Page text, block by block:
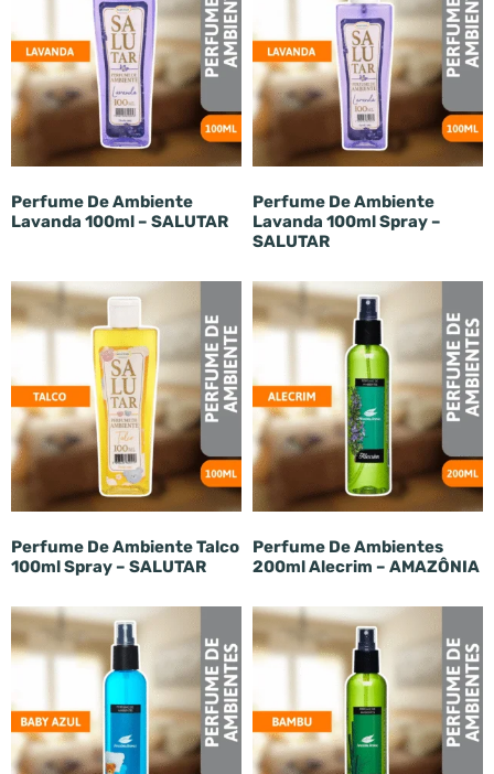
Perfume De Ambiente
Lavanda 100ml – SALUTAR
Perfume De Ambiente
Lavanda 100ml Spray –
SALUTAR
Perfume De Ambiente Talco
100ml Spray – SALUTAR
Perfume De Ambientes
200ml Alecrim – AMAZÔNIA